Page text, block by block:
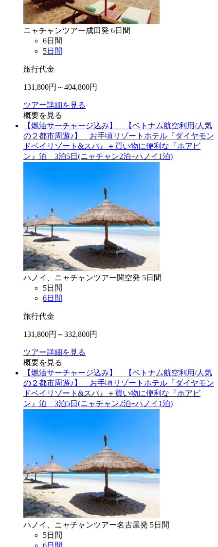
ニャチャンツアー成田発 6日間
6日間
5日間
旅行代金
131,800円～404,800円
ツアー詳細を見る
概要を見る
【燃油サーチャージ込み】 【ベトナム航空利用/人気
の２都市周遊♪】 お手頃リゾートホテル『ダイヤモン
ドベイリゾート&スパ』＋買い物に便利な『ホアビ
ン』泊 3泊5日(ニャチャン2泊+ハノイ1泊)
ハノイ、ニャチャンツアー関空発 5日間
5日間
6日間
旅行代金
131,800円～332,800円
ツアー詳細を見る
概要を見る
【燃油サーチャージ込み】 【ベトナム航空利用/人気
の２都市周遊♪】 お手頃リゾートホテル『ダイヤモン
ドベイリゾート&スパ』＋買い物に便利な『ホアビ
ン』泊 3泊5日(ニャチャン2泊+ハノイ1泊)
ハノイ、ニャチャンツアー名古屋発 5日間
5日間
6日間